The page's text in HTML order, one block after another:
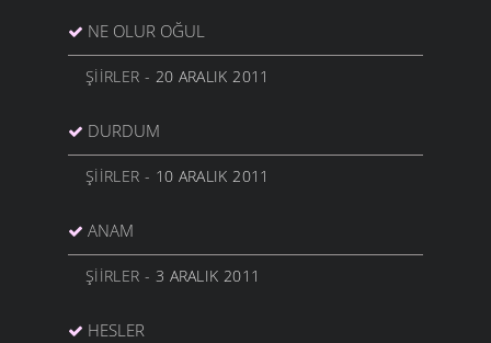
NE OLUR OĞUL
ŞIIRLER - 20 ARALIK 2011
DURDUM
ŞIIRLER - 10 ARALIK 2011
ANAM
ŞIIRLER - 3 ARALIK 2011
HESLER